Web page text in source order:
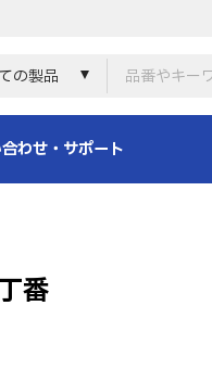
の製品
わせ・サポート
番